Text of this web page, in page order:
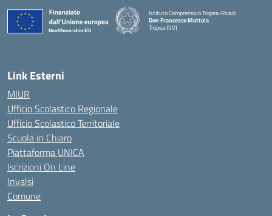
Istituto Comprensivo Tropea-Ricadi
Don Francesco Mottola
Tropea (VV)
— Visita la pagina iniziale della scuola
Link Esterni
MIUR
Ufficio Scolastico Regionale
Ufficio Scolastico Territoriale
Scuola in Chiaro
Piattaforma UNICA
Iscrizioni On Line
Invalsi
Comune